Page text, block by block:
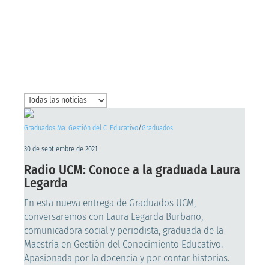
Graduados Ma. Gestión del C. Educativo/Graduados
30 de septiembre de 2021
Radio UCM: Conoce a la graduada Laura
Legarda
En esta nueva entrega de Graduados UCM,
conversaremos con Laura Legarda Burbano,
comunicadora social y periodista, graduada de la
Maestría en Gestión del Conocimiento Educativo.
Apasionada por la docencia y por contar historias.